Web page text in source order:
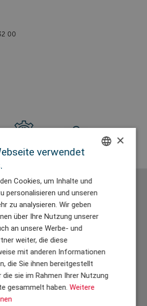
00
Service Karriere
Vertrieb
DANISH
GERMAN
CHINESE (TRADITIONAL)
×
verwendet
Cookies, um Inhalte und
personalisieren und unseren
zu analysieren. Wir geben
über Ihre Nutzung unserer
an unsere Werbe- und
weiter, die diese
mit anderen Informationen
die Sie ihnen bereitgestellt
die sie im Rahmen Ihrer Nutzung
gesammelt haben. Weitere